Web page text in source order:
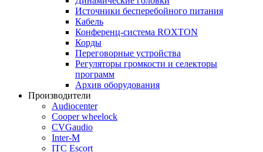
Источники бесперебойного питания
Кабель
Конференц-система ROXTON
Корды
Переговорные устройства
Регуляторы громкости и селекторы
программ
Архив оборудования
Производители
Audiocenter
Cooper wheelock
CVGaudio
Inter-M
ITC Escort